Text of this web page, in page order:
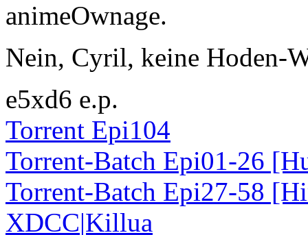
animeOwnage.
Nein, Cyril, keine Hoden-
e5xd6 e.p.
Torrent Epi104
Torrent-Batch Epi01-26
Torrent-Batch Epi27-58
XDCC|Killua